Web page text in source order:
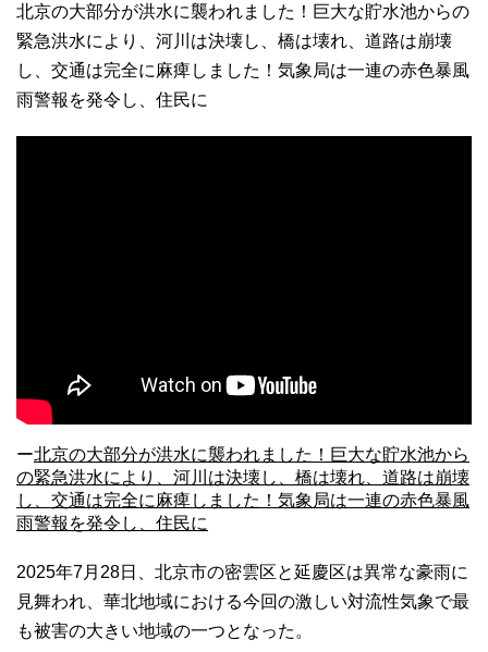
北京の大部分が洪水に襲われました！巨大な貯水池からの
緊急洪水により、河川は決壊し、橋は壊れ、道路は崩壊
し、交通は完全に麻痺しました！気象局は一連の赤色暴風
雨警報を発令し、住民に
ー北京の大部分が洪水に襲われました！巨大な貯水池から
の緊急洪水により、河川は決壊し、橋は壊れ、道路は崩壊
し、交通は完全に麻痺しました！気象局は一連の赤色暴風
雨警報を発令し、住民に
2025年7月28日、北京市の密雲区と延慶区は異常な豪雨に
見舞われ、華北地域における今回の激しい対流性気象で最
も被害の大きい地域の一つとなった。